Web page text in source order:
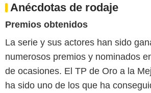
Anécdotas de rodaje
Premios obtenidos
La serie y sus actores han sido
numerosos premios y nominados
de ocasiones. El TP de Oro a la
ha sido uno de los que ha